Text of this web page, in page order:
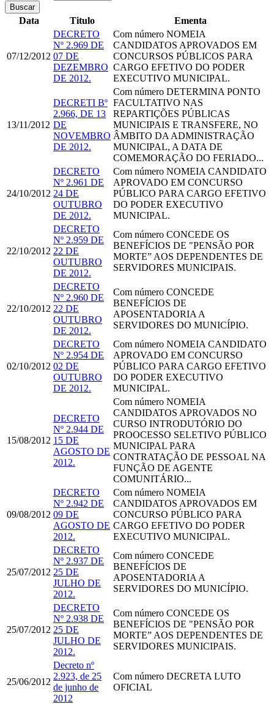
Buscar
Data Titulo Ementa
07/12/2012
DECRETO
Nº 2.969 DE
07 DE
DEZEMBRO
DE 2012.
Com número NOMEIA
CANDIDATOS APROVADOS EM
CONCURSOS PÚBLICOS PARA
CARGO EFETIVO DO PODER
EXECUTIVO MUNICIPAL.
13/11/2012
DECRETI Bº
2.966, DE 13
DE
NOVEMBRO
DE 2012.
Com número DETERMINA PONTO
FACULTATIVO NAS
REPARTIÇÕES PÚBLICAS
MUNICIPAIS E TRANSFERE, NO
ÂMBITO DA ADMINISTRAÇÃO
MUNICIPAL, A DATA DE
COMEMORAÇÃO DO FERIADO...
24/10/2012
DECRETO
Nº 2.961 DE
24 DE
OUTUBRO
DE 2012.
Com número NOMEIA CANDIDATO
APROVADO EM CONCURSO
PÚBLICO PARA CARGO EFETIVO
DO PODER EXECUTIVO
MUNICIPAL.
22/10/2012
DECRETO
Nº 2.959 DE
22 DE
OUTUBRO
DE 2012.
Com número CONCEDE OS
BENEFÍCIOS DE "PENSÃO POR
MORTE” AOS DEPENDENTES DE
SERVIDORES MUNICIPAIS.
22/10/2012
DECRETO
Nº 2.960 DE
22 DE
OUTUBRO
DE 2012.
Com número CONCEDE
BENEFÍCIOS DE
APOSENTADORIA A
SERVIDORES DO MUNICÍPIO.
02/10/2012
DECRETO
Nº 2.954 DE
02 DE
OUTUBRO
DE 2012.
Com número NOMEIA CANDIDATO
APROVADO EM CONCURSO
PÚBLICO PARA CARGO EFETIVO
DO PODER EXECUTIVO
MUNICIPAL.
15/08/2012
DECRETO
Nº 2.944 DE
15 DE
AGOSTO DE
2012.
Com número NOMEIA
CANDIDATOS APROVADOS NO
CURSO INTRODUTÓRIO DO
PROOCESSO SELETIVO PÚBLICO
MUNICIPAL PARA
CONTRATAÇÃO DE PESSOAL NA
FUNÇÃO DE AGENTE
COMUNITÁRIO...
09/08/2012
DECRETO
Nº 2.942 DE
09 DE
AGOSTO DE
2012.
Com número NOMEIA
CANDIDATOS APROVADOS EM
CONCURSO PÚBLICO PARA
CARGO EFETIVO DO PODER
EXECUTIVO MUNICIPAL.
25/07/2012
DECRETO
Nº 2.937 DE
25 DE
JULHO DE
2012.
Com número CONCEDE
BENEFÍCIOS DE
APOSENTADORIA A
SERVIDORES DO MUNICÍPIO.
25/07/2012
DECRETO
Nº 2.938 DE
25 DE
JULHO DE
2012.
Com número CONCEDE OS
BENEFÍCIOS DE "PENSÃO POR
MORTE” AOS DEPENDENTES DE
SERVIDORES MUNICIPAIS.
25/06/2012
Decreto nº
2.923, de 25
de junho de
2012
Com número DECRETA LUTO
OFICIAL